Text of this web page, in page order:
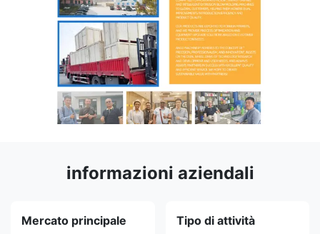
informazioni aziendali
Mercato principale Tipo di attività